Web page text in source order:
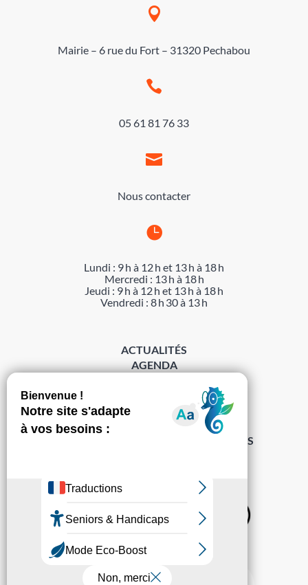

Mairie – 6 rue du Fort – 31320 Pechabou

05 61 81 76 33

Nous contacter

Lundi : 9 h à 12 h et 13 h à 18 h
Mercredi : 13 h à 18 h
Jeudi : 9 h à 12 h et 13 h à 18 h
Vendredi : 8 h 30 à 13 h
Sur les réseaux
ACTUALITÉS
AGENDA
MENTIONS LÉGALES
PROTECTION DES DONNÉES
POLITIQUE DE GESTION DES COOKIES